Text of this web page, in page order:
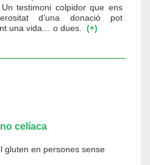
testimoni colpidor que ens
d’una donació pot
una vida… o dues. (+)
celíaca
gluten en persones sense